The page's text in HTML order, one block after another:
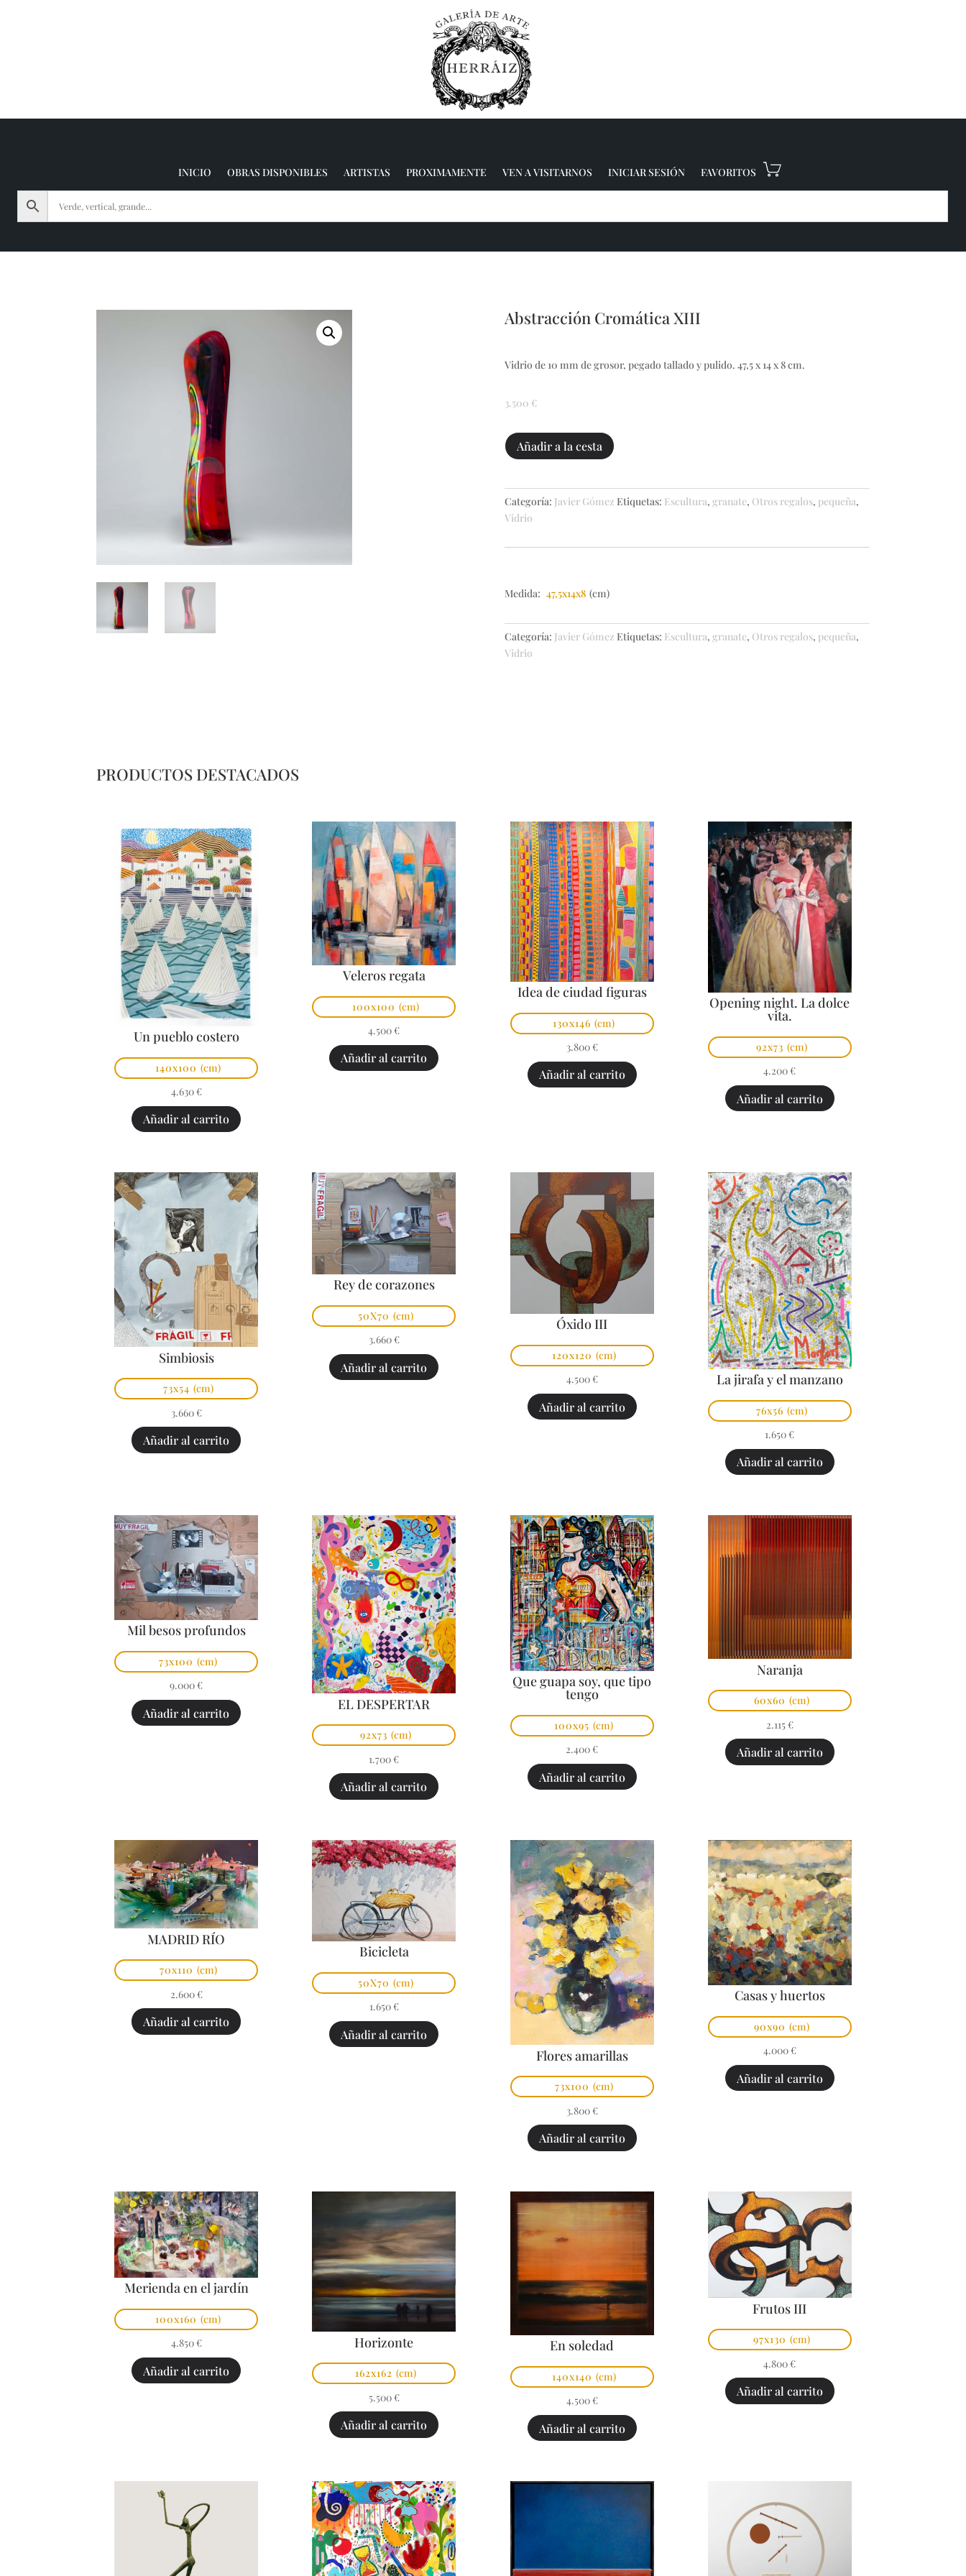
INICIO OBRAS DISPONIBLES ARTISTAS PROXIMAMENTE VEN A VISITARNOS INICIAR SESIÓN FAVORITOS
Abstracción Cromática XIII
Vidrio de 10 mm de grosor, pegado tallado y pulido. 47,5 x 14 x 8 cm.
3.500 €
Abstracción
Cromática
cantidad
Añadir a la cesta
Categoría: Javier Gómez Etiquetas: Escultura, granate, Otros regalos, pequeña,
Vidrio
Medida: 47,5x14x8 (cm)
Categoría: Javier Gómez Etiquetas: Escultura, granate, Otros regalos, pequeña,
Vidrio
PRODUCTOS DESTACADOS
Un pueblo costero
140x100 (cm)
4.630 €
Añadir al carrito
Veleros regata
100x100 (cm)
4.500 €
Añadir al carrito
Idea de ciudad figuras
130x146 (cm)
3.800 €
Añadir al carrito
Opening night. La dolce
vita.
92x73 (cm)
4.200 €
Añadir al carrito
Simbiosis
73x54 (cm)
3.660 €
Añadir al carrito
Rey de corazones
50X70 (cm)
3.660 €
Añadir al carrito
Óxido III
120x120 (cm)
4.500 €
Añadir al carrito
La jirafa y el manzano
76x56 (cm)
1.650 €
Añadir al carrito
Mil besos profundos
73x100 (cm)
9.000 €
Añadir al carrito
EL DESPERTAR
92x73 (cm)
1.700 €
Añadir al carrito
Que guapa soy, que tipo
tengo
100x95 (cm)
2.400 €
Añadir al carrito
Naranja
60x60 (cm)
2.115 €
Añadir al carrito
MADRID RÍO
70x110 (cm)
2.600 €
Añadir al carrito
Bicicleta
50X70 (cm)
1.650 €
Añadir al carrito
Flores amarillas
73x100 (cm)
3.800 €
Añadir al carrito
Casas y huertos
90x90 (cm)
4.000 €
Añadir al carrito
Merienda en el jardín
100x160 (cm)
4.850 €
Añadir al carrito
Horizonte
162x162 (cm)
5.500 €
Añadir al carrito
En soledad
140x140 (cm)
4.500 €
Añadir al carrito
Frutos III
97x130 (cm)
4.800 €
Añadir al carrito